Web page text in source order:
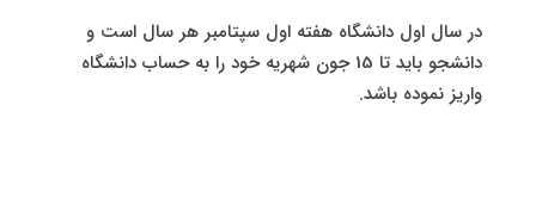
در سال اول دانشگاه هفته اول سپتامبر هر سال است و
دانشجو باید تا 15 جون شهریه خود را به حساب دانشگاه
واریز نموده باشد.